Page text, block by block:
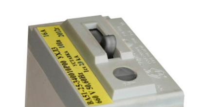
диэлектрические
Стремянки с